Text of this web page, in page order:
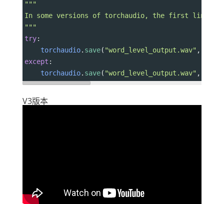
"""
In some versions of torchaudio, the first line
"""
try:
torchaudio. save( "word_level_output.wav" ,
except :
torchaudio. save( "word_level_output.wav" ,
V3版本